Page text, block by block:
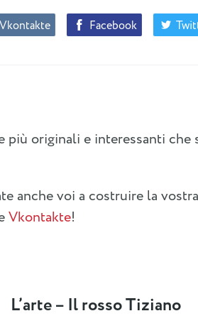
Vkontakte Facebook
più originali e interessanti che
anche voi a costruire la
Vkontakte!
L’arte – Il rosso Tiziano